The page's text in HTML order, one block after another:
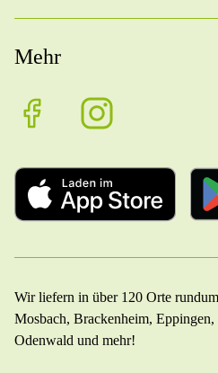
Mehr
Wir liefern in über 120 Orte
Mosbach, Brackenheim,
Odenwald und mehr!